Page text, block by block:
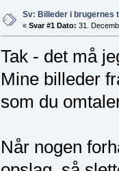
Sv: Billeder i brugernes
« Svar #1 Dato: 31.
Tak - det må
Mine billeder
som du
Når nogen